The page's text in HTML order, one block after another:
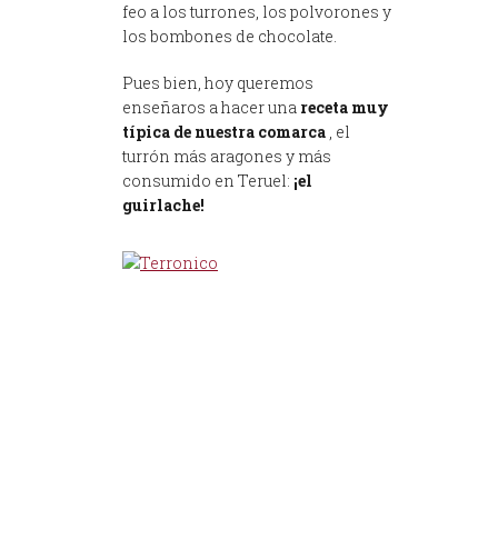
feo a los turrones, los polvorones y
los bombones de chocolate.
Pues bien, hoy queremos
enseñaros a hacer una receta muy
típica de nuestra comarca , el
turrón más aragones y más
consumido en Teruel: ¡el
guirlache!